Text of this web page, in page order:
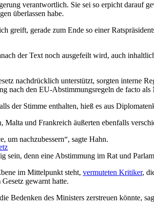
verantwortlich. Sie sei so erpicht darauf
überlassen habe.
greift, gerade zum Ende so einer
der Text noch ausgefeilt wird, auch
nachdrücklich unterstützt, sorgten interne
nach den EU-Abstimmungsregeln de facto
der Stimme enthalten, hieß es aus
und Frankreich äußerten ebenfalls
um nachzubessern“, sagte Hahn.
sein, denn eine Abstimmung im Rat und
im Mittelpunkt steht, vermuteten Kritiker,
gewarnt hatte.
Bedenken des Ministers zerstreuen könnte,